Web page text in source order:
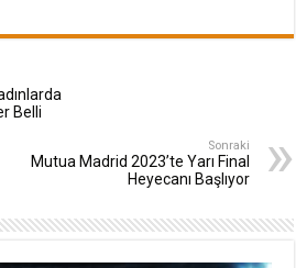
Belli
Sonraki
Mutua Madrid 2023’te Yarı Final
Heyecanı Başlıyor